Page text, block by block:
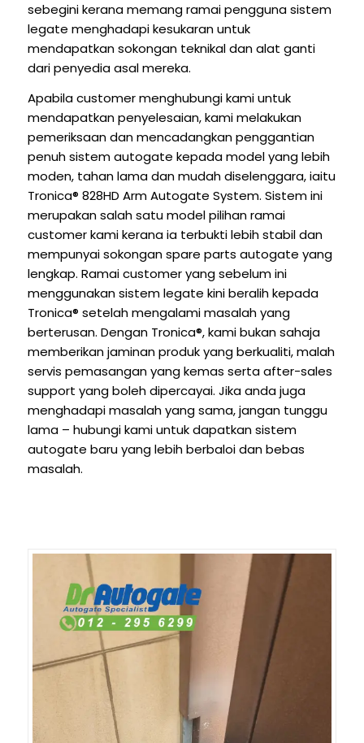
sebegini kerana memang ramai pengguna sistem
legate menghadapi kesukaran untuk
mendapatkan sokongan teknikal dan alat ganti
dari penyedia asal mereka.
Apabila customer menghubungi kami untuk
mendapatkan penyelesaian, kami melakukan
pemeriksaan dan mencadangkan penggantian
penuh sistem autogate kepada model yang lebih
moden, tahan lama dan mudah diselenggara, iaitu
Tronica® 828HD Arm Autogate System. Sistem ini
merupakan salah satu model pilihan ramai
customer kami kerana ia terbukti lebih stabil dan
mempunyai sokongan spare parts autogate yang
lengkap. Ramai customer yang sebelum ini
menggunakan sistem legate kini beralih kepada
Tronica® setelah mengalami masalah yang
berterusan. Dengan Tronica®, kami bukan sahaja
memberikan jaminan produk yang berkualiti, malah
servis pemasangan yang kemas serta after-sales
support yang boleh dipercayai. Jika anda juga
menghadapi masalah yang sama, jangan tunggu
lama – hubungi kami untuk dapatkan sistem
autogate baru yang lebih berbaloi dan bebas
masalah.